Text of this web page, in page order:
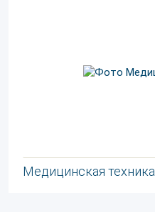
Медицинская техника